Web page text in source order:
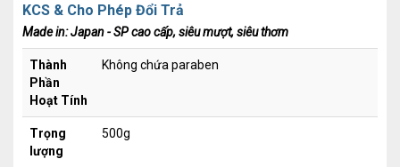
KCS & Cho Phép Đổi Trả
Made in:Japan - SP cao cấp, siêu mượt, siêu thơm
Thành
Phần
Hoạt Tính
Không chứa paraben
Trọng
lượng
500g